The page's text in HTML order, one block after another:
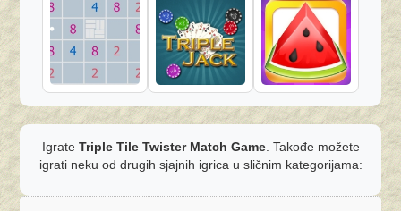
Igrate Triple Tile Twister Match Game. Takođe možete
igrati neku od drugih sjajnih igrica u sličnim kategorijama: